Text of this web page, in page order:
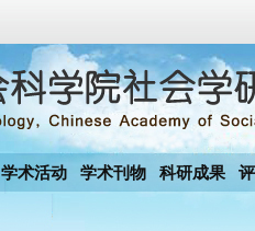
学术活动 学术刊物 科研成果